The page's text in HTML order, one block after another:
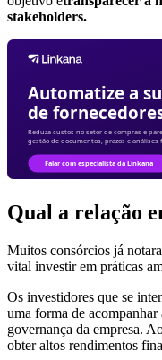
stakeholders.
Qual a relação
Muitos consórcios já
vital investir em práticas
Os investidores que se
uma forma de acompanhar
governança da empresa.
obter altos rendimentos